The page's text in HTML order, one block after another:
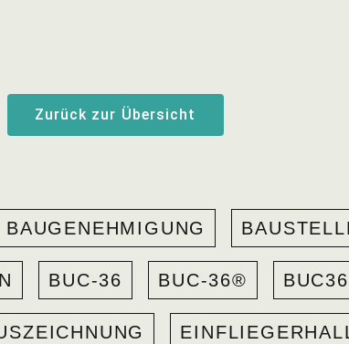
Zurück zur Übersicht
BAUGENEHMIGUNG
BUC-36 BUC-36® BUC36